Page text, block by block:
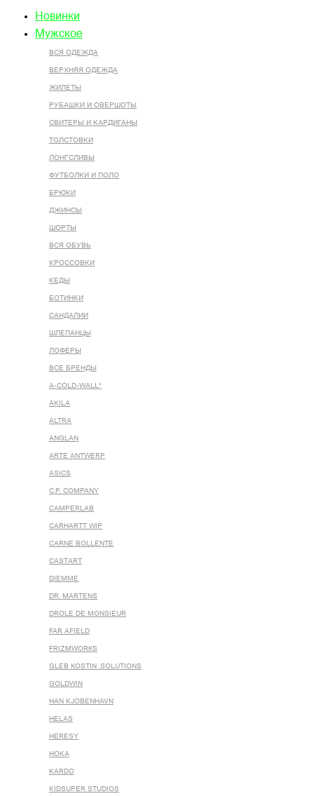
Новинки
Мужское
ВСЯ ОДЕЖДА
ВЕРХНЯЯ ОДЕЖДА
ЖИЛЕТЫ
РУБАШКИ И ОВЕРШОТЫ
СВИТЕРЫ И КАРДИГАНЫ
ТОЛСТОВКИ
ЛОНГСЛИВЫ
ФУТБОЛКИ И ПОЛО
БРЮКИ
ДЖИНСЫ
ШОРТЫ
ВСЯ ОБУВЬ
КРОССОВКИ
КЕДЫ
БОТИНКИ
САНДАЛИИ
ШЛЕПАНЦЫ
ЛОФЕРЫ
ВСЕ БРЕНДЫ
A-COLD-WALL*
AKILA
ALTRA
ANGLAN
ARTE ANTWERP
ASICS
C.P. COMPANY
CAMPERLAB
CARHARTT WIP
CARNE BOLLENTE
CASTART
DIEMME
DR. MARTENS
DROLE DE MONSIEUR
FAR AFIELD
FRIZMWORKS
GLEB KOSTIN .SOLUTIONS
GOLDWIN
HAN KJOBENHAVN
HELAS
HERESY
HOKA
KARDO
KIDSUPER STUDIOS